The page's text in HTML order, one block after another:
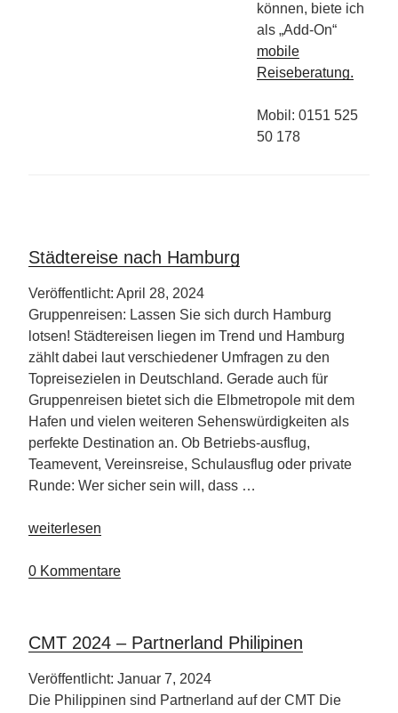
können, biete ich
als „Add-On“
mobile
Reiseberatung.
Mobil: 0151 525
50 178
Städtereise nach Hamburg
Veröffentlicht: April 28, 2024
Gruppenreisen: Lassen Sie sich durch Hamburg
lotsen! Städtereisen liegen im Trend und Hamburg
zählt dabei laut verschiedener Umfragen zu den
Topreisezielen in Deutschland. Gerade auch für
Gruppenreisen bietet sich die Elbmetropole mit dem
Hafen und vielen weiteren Sehenswürdigkeiten als
perfekte Destination an. Ob Betriebs-ausflug,
Teamevent, Vereinsreise, Schulausflug oder private
Runde: Wer sicher sein will, dass …
„Städtereise
Hamburg“
weiterlesen
0 Kommentare
CMT 2024 – Partnerland Philipinen
Veröffentlicht: Januar 7, 2024
Die Philippinen sind Partnerland auf der CMT Die